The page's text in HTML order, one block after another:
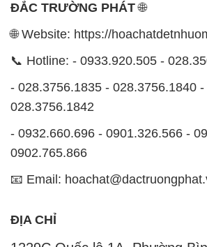
ĐẮC TRƯỜNG PHÁT🌐
🌐 Website: https://
📞 Hotline: - 0933.920.505 -
- 028.3756.1835 - 028.3756.1840
028.3756.1842
- 0932.660.696 - 0901.326.566 -
0902.765.866
📧 Email:
ĐỊA CHỈ